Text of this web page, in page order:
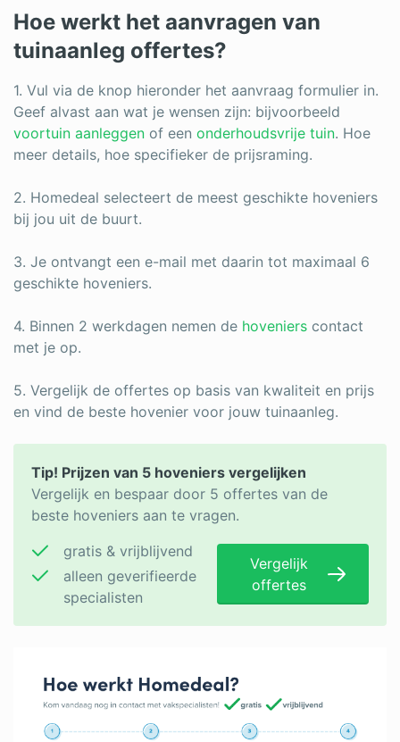
Hoe werkt het aanvragen van
tuinaanleg offertes?
1. Vul via de knop hieronder het aanvraag formulier in.
Geef alvast aan wat je wensen zijn: bijvoorbeeld
voortuin aanleggen of een onderhoudsvrije tuin. Hoe
meer details, hoe specifieker de prijsraming.
2. Homedeal selecteert de meest geschikte hoveniers
bij jou uit de buurt.
3. Je ontvangt een e-mail met daarin tot maximaal 6
geschikte hoveniers.
4. Binnen 2 werkdagen nemen de hoveniers contact
met je op.
5. Vergelijk de offertes op basis van kwaliteit en prijs
en vind de beste hovenier voor jouw tuinaanleg.
Tip! Prijzen van 5 hoveniers vergelijken
Vergelijk en bespaar door 5 offertes van de
beste hoveniers aan te vragen.
gratis & vrijblijvend
alleen geverifieerde
specialisten
Vergelijk
offertes